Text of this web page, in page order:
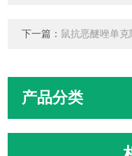
下一篇： 鼠抗恶醚唑单
产品分类